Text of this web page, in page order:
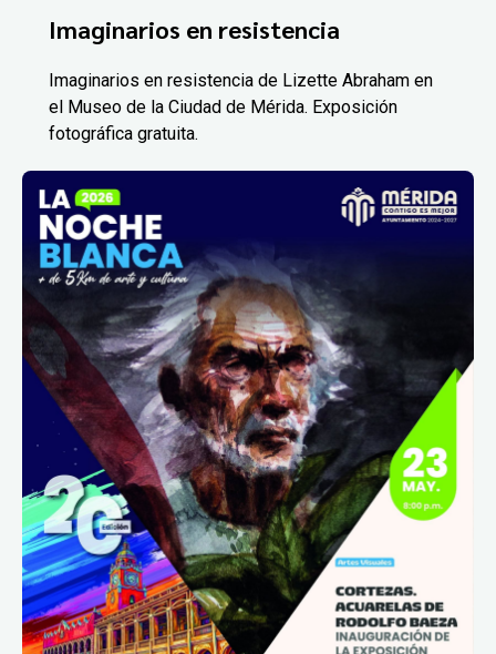
Imaginarios en resistencia
Imaginarios en resistencia de Lizette Abraham en
el Museo de la Ciudad de Mérida. Exposición
fotográfica gratuita.